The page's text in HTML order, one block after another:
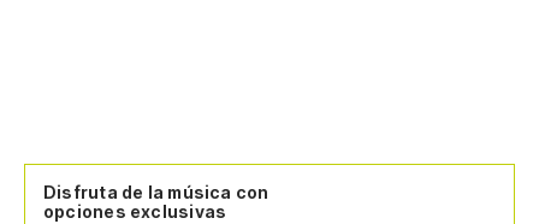
Disfruta de la música con
opciones exclusivas